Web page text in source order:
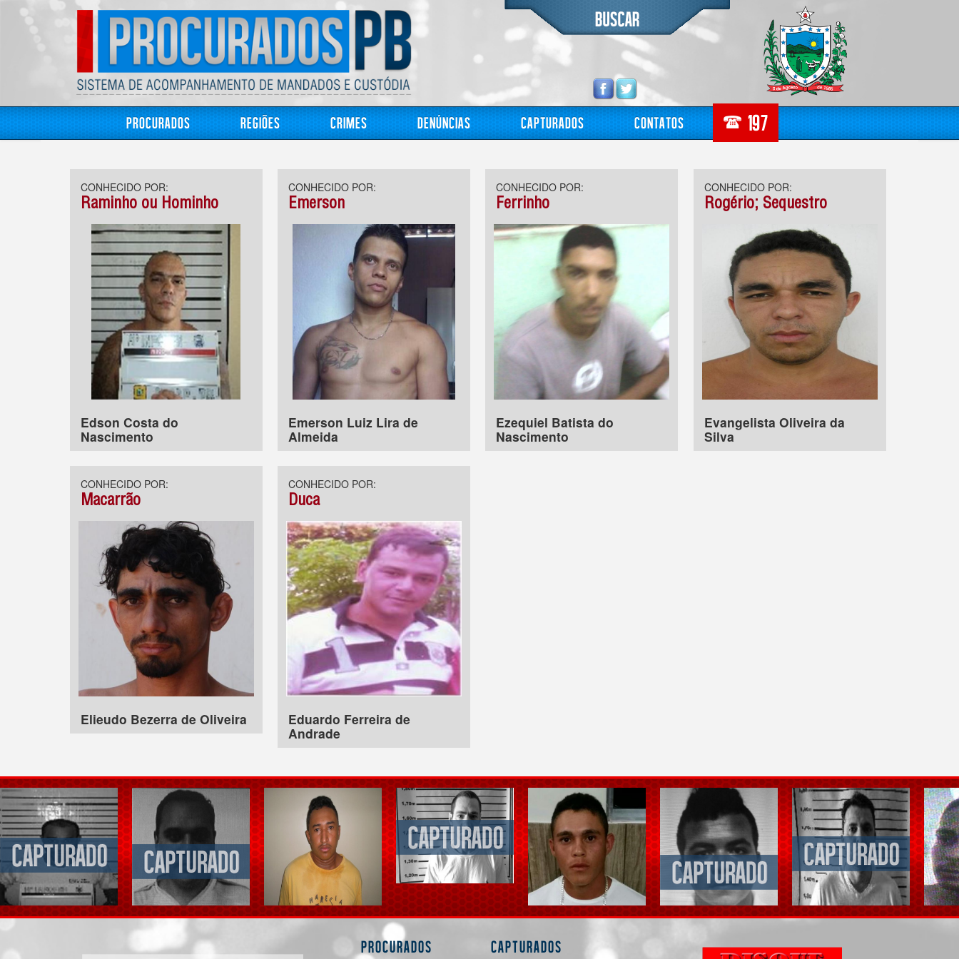
Procurados Regiões Crimes Denúncias Capturados Contatos
CONHECIDO POR:
Raminho ou Hominho
Edson Costa do
Nascimento
CONHECIDO POR:
Emerson
Emerson Luiz Lira de
Almeida
CONHECIDO POR:
Ferrinho
Ezequiel Batista do
Nascimento
CONHECIDO POR:
Rogério; Sequestro
Evangelista Oliveira da
Silva
CONHECIDO POR:
Macarrão
Elieudo Bezerra de Oliveira
CONHECIDO POR:
Duca
Eduardo Ferreira de
Andrade
Procurados Capturados